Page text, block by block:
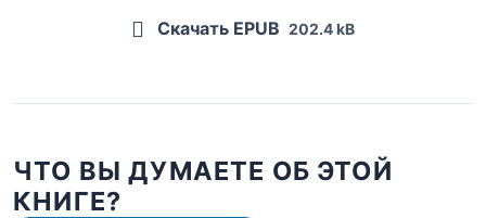
Скачать EPUB 202.4 kB
ЧТО ВЫ ДУМАЕТЕ ОБ ЭТОЙ
КНИГЕ?